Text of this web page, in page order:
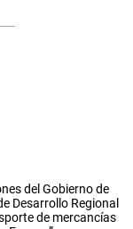
del Gobierno de
Desarrollo Regional
de mercancías